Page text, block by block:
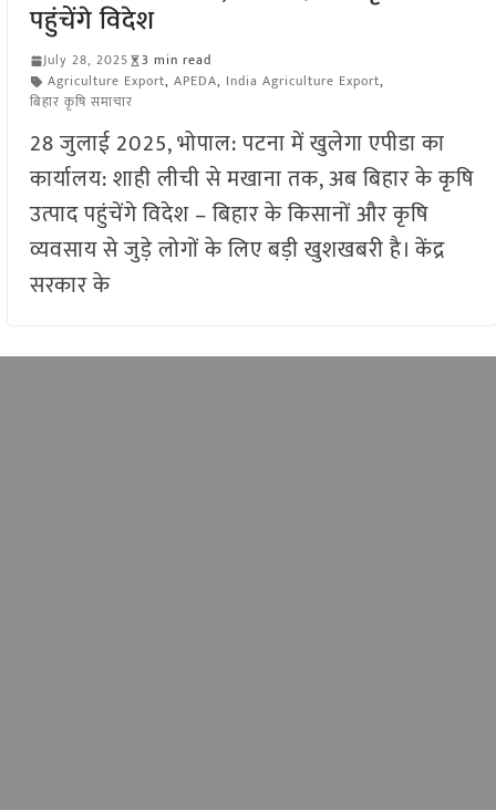
पहुंचेंगे विदेश
July 28, 2025
3 min read
Agriculture Export, APEDA, India Agriculture Export,
बिहार कृषि समाचार
28 जुलाई 2025, भोपाल: पटना में खुलेगा एपीडा का
कार्यालय: शाही लीची से मखाना तक, अब बिहार के कृषि
उत्पाद पहुंचेंगे विदेश – बिहार के किसानों और कृषि
व्यवसाय से जुड़े लोगों के लिए बड़ी खुशखबरी है। केंद्र
सरकार के